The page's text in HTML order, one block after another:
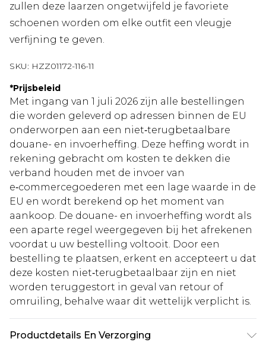
zullen deze laarzen ongetwijfeld je favoriete
schoenen worden om elke outfit een vleugje
verfijning te geven.
SKU: HZZ01172-116-11
*Prijsbeleid
Met ingang van 1 juli 2026 zijn alle bestellingen
die worden geleverd op adressen binnen de EU
onderworpen aan een niet‑terugbetaalbare
douane- en invoerheffing. Deze heffing wordt in
rekening gebracht om kosten te dekken die
verband houden met de invoer van
e‑commercegoederen met een lage waarde in de
EU en wordt berekend op het moment van
aankoop. De douane- en invoerheffing wordt als
een aparte regel weergegeven bij het afrekenen
voordat u uw bestelling voltooit. Door een
bestelling te plaatsen, erkent en accepteert u dat
deze kosten niet‑terugbetaalbaar zijn en niet
worden teruggestort in geval van retour of
omruiling, behalve waar dit wettelijk verplicht is.
Productdetails En Verzorging